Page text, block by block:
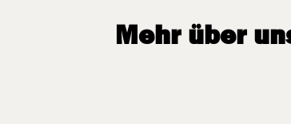
Mehr über